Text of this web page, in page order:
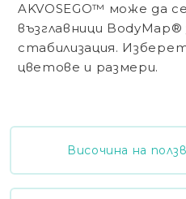
AKVOSEGO™ може да
възглавници
стабилизация.
цветове и размери.
Височина на